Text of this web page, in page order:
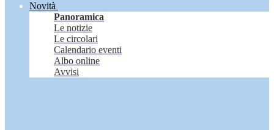
Novità
Panoramica
Le notizie
Le circolari
Calendario eventi
Albo online
Avvisi